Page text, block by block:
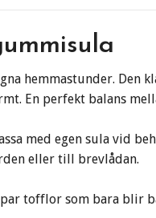
hemmastunder. Den
En perfekt balans
med egen sula vid
eller till brevlådan.
tofflor som bara blir